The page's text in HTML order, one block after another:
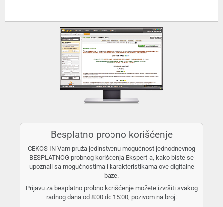
Besplatno probno korišćenje
CEKOS IN Vam pruža jedinstvenu mogućnost jednodnevnog
BESPLATNOG probnog korišćenja Ekspert-a, kako biste se
upoznali sa mogućnostima i karakteristikama ove digitalne
baze.
Prijavu za besplatno probno korišćenje možete izvršiti svakog
radnog dana od 8:00 do 15:00, pozivom na broj: